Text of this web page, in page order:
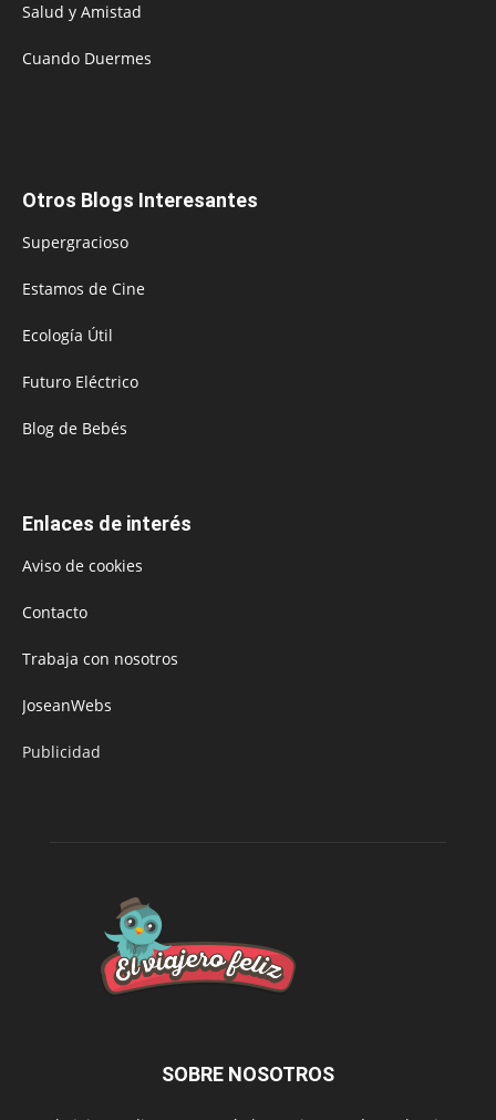
Salud y Amistad
Cuando Duermes
Otros Blogs Interesantes
Supergracioso
Estamos de Cine
Ecología Útil
Futuro Eléctrico
Blog de Bebés
Enlaces de interés
Aviso de cookies
Contacto
Trabaja con nosotros
JoseanWebs
Publicidad
SOBRE NOSOTROS